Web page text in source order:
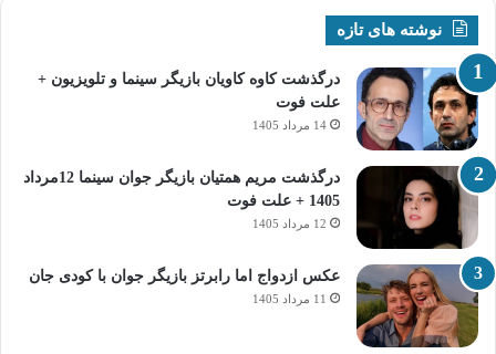
نوشته های تازه
درگذشت کاوه کاویان بازیگر سینما و تلویزیون +
علت فوت
14 مرداد 1405
درگذشت مریم همتیان بازیگر جوان سینما 12مرداد
1405 + علت فوت
12 مرداد 1405
عکس ازدواج اما رابرتز بازیگر جوان با کودی جان
11 مرداد 1405